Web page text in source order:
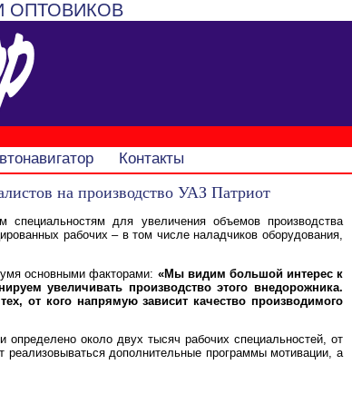
ОПТОВИКОВ
Контакты
на производство УАЗ Патриот
специальностям для увеличения объемов производства
рабочих – в том числе наладчиков оборудования,
основными факторами: «Мы видим большой интерес к
увеличивать производство этого внедорожника.
от кого напрямую зависит качество производимого
определено около двух тысяч рабочих специальностей, от
реализовываться дополнительные программы мотивации, а